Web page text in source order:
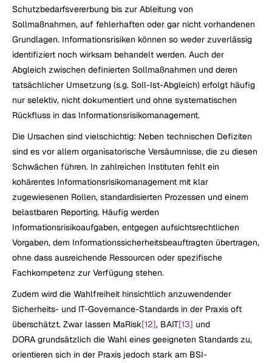
Schutzbedarfsvererbung bis zur Ableitung von
Sollmaßnahmen, auf fehlerhaften oder gar nicht vorhandenen
Grundlagen. Informationsrisiken können so weder zuverlässig
identifiziert noch wirksam behandelt werden. Auch der
Abgleich zwischen definierten Sollmaßnahmen und deren
tatsächlicher Umsetzung (s.g. Soll-Ist-Abgleich) erfolgt häufig
nur selektiv, nicht dokumentiert und ohne systematischen
Rückfluss in das Informationsrisikomanagement.
Die Ursachen sind vielschichtig: Neben technischen Defiziten
sind es vor allem organisatorische Versäumnisse, die zu diesen
Schwächen führen. In zahlreichen Instituten fehlt ein
kohärentes Informationsrisikomanagement mit klar
zugewiesenen Rollen, standardisierten Prozessen und einem
belastbaren Reporting. Häufig werden
Informationsrisikoaufgaben, entgegen aufsichtsrechtlichen
Vorgaben, dem Informationssicherheitsbeauftragten übertragen,
ohne dass ausreichende Ressourcen oder spezifische
Fachkompetenz zur Verfügung stehen.
Zudem wird die Wahlfreiheit hinsichtlich anzuwendender
Sicherheits- und IT-Governance-Standards in der Praxis oft
überschätzt. Zwar lassen MaRisk[12], BAIT[13] und
DORA grundsätzlich die Wahl eines geeigneten Standards zu,
orientieren sich in der Praxis jedoch stark am BSI-